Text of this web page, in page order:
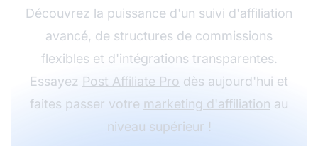
Découvrez la puissance d'un suivi d'affiliation
avancé, de structures de commissions
flexibles et d'intégrations transparentes.
Essayez Post Affiliate Pro dès aujourd'hui et
faites passer votre marketing d'affiliation au
niveau supérieur !